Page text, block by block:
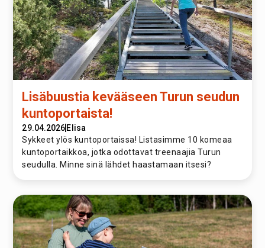
Lisäbuustia kevääseen Turun seudun
kuntoportaista!
29.04.2026 Elisa
Sykkeet ylös kuntoportaissa! Listasimme 10 komeaa
kuntoportaikkoa, jotka odottavat treenaajia Turun
seudulla. Minne sinä lähdet haastamaan itsesi?